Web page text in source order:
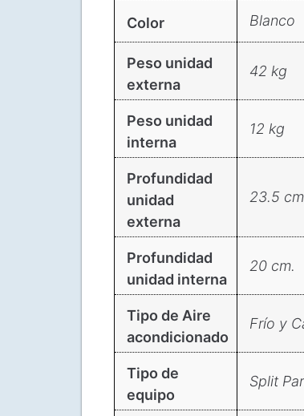
Color Blanco
Peso unidad
externa
42 kg
Peso unidad
interna
12 kg
Profundidad
unidad
externa
23.5 cm
Profundidad
unidad interna
20 cm.
Tipo de Aire
acondicionado
Frío y
Tipo de
equipo
Split